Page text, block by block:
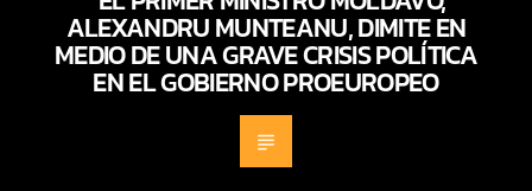
ALEXANDRU MUNTEANU, DIMITE EN
MEDIO DE UNA GRAVE CRISIS POLÍTICA
EN EL GOBIERNO PROEUROPEO